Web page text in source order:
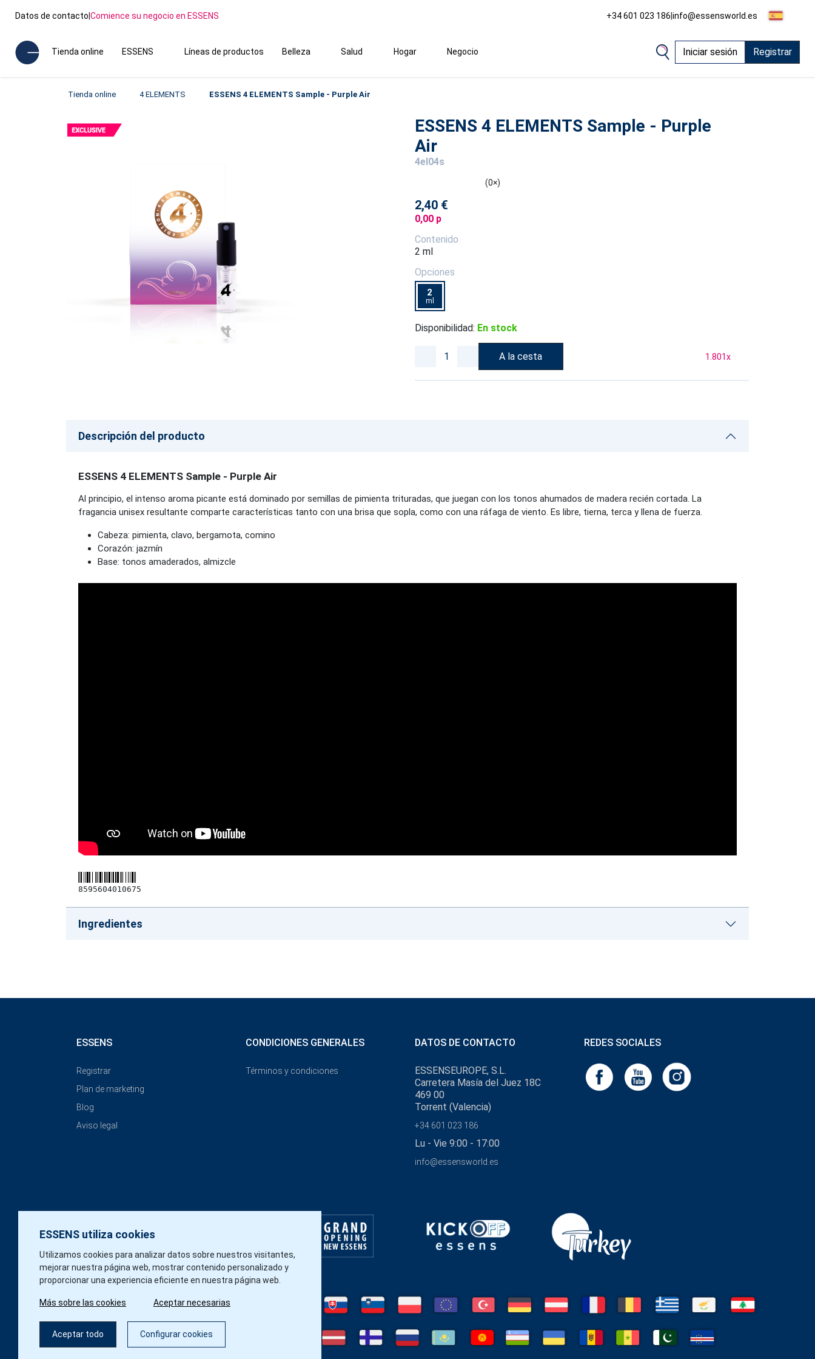
Datos de contacto|Comience su negocio en ESSENS +34 601 023 186|info@essensworld.es
Tienda online ESSENS Líneas de productos Belleza Salud Hogar Negocio Iniciar sesión Registrar
Tienda online 4 ELEMENTS ESSENS 4 ELEMENTS Sample - Purple Air
ESSENS 4 ELEMENTS Sample - Purple
Air
4el04s
(0×)
2,40 €
0,00 p
Contenido
2 ml
Opciones
2
ml
Disponibilidad: En stock
A la cesta 1.801x
Descripción del producto
ESSENS 4 ELEMENTS Sample - Purple Air
Al principio, el intenso aroma picante está dominado por semillas de pimienta trituradas, que juegan con los tonos ahumados de madera recién cortada. La
fragancia unisex resultante comparte características tanto con una brisa que sopla, como con una ráfaga de viento. Es libre, tierna, terca y llena de fuerza.
Cabeza: pimienta, clavo, bergamota, comino
Corazón: jazmín
Base: tonos amaderados, almizcle
8595604010675
Ingredientes
ESSENS utiliza cookies
Utilizamos cookies para analizar datos sobre nuestros visitantes,
mejorar nuestra página web, mostrar contenido personalizado y
proporcionar una experiencia eficiente en nuestra página web.
Más sobre las cookies Aceptar necesarias
Aceptar todo Configurar cookies
ESSENS
Registrar
Plan de marketing
Blog
Aviso legal
CONDICIONES GENERALES
Términos y condiciones
DATOS DE CONTACTO
ESSENSEUROPE, S.L.
Carretera Masía del Juez 18C
469 00
Torrent (Valencia)
+34 601 023 186
Lu - Vie 9:00 - 17:00
info@essensworld.es
REDES SOCIALES